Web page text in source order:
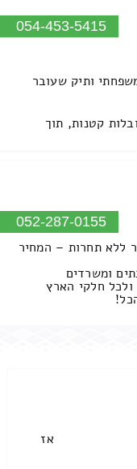
054-453-5415
ותיק שעובר
קטנות, תוך
052-287-0155
ללא תחרות – המחיר
ומשרדים
ולכל חלקי הארץ
אז